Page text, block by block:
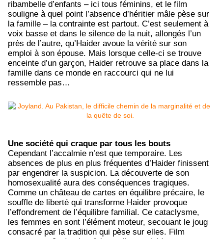
ribambelle d’enfants – ici tous féminins, et le film
souligne à quel point l’absence d’héritier mâle pèse sur
la famille – la contrainte est partout. C’est seulement à
voix basse et dans le silence de la nuit, allongés l’un
près de l’autre, qu’Haider avoue la vérité sur son
emploi à son épouse. Mais lorsque celle-ci se trouve
enceinte d’un garçon, Haider retrouve sa place dans la
famille dans ce monde en raccourci qui ne lui
ressemble pas…
Une société qui craque par tous les bouts
Cependant l’accalmie n’est que temporaire. Les
absences de plus en plus fréquentes d’Haider finissent
par engendrer la suspicion. La découverte de son
homosexualité aura des conséquences tragiques.
Comme un château de cartes en équilibre précaire, le
souffle de liberté qui transforme Haider provoque
l’effondrement de l’équilibre familial. Ce cataclysme,
les femmes en sont l’élément moteur, secouant le joug
consacré par la tradition qui pèse sur elles. Film